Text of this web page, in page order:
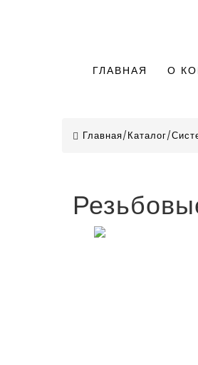
ГЛАВНАЯ О
Главная/Каталог/